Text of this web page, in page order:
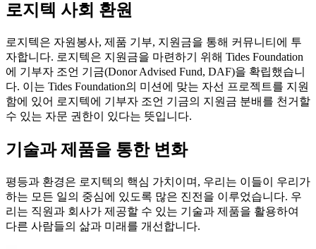
로지텍 사회 환원
로지텍은 자원봉사, 제품 기부, 지원금을 통해 커뮤니티에 투
자합니다. 로지텍은 지원금을 마련하기 위해 Tides Foundation
에 기부자 조언 기금(Donor Advised Fund, DAF)을 확립했습니
다. 이는 Tides Foundation의 미션에 맞는 자선 프로젝트를 지원
함에 있어 로지텍에 기부자 조언 기금의 지원금 분배를 천거할
수 있는 자문 권한이 있다는 뜻입니다.
기술과 제품을 통한 변화
평등과 환경은 로지텍의 핵심 가치이며, 우리는 이들이 우리가
하는 모든 일의 중심에 있도록 많은 진전을 이루었습니다. 우
리는 직원과 회사가 제공할 수 있는 기술과 제품을 활용하여
다른 사람들의 삶과 미래를 개선합니다.